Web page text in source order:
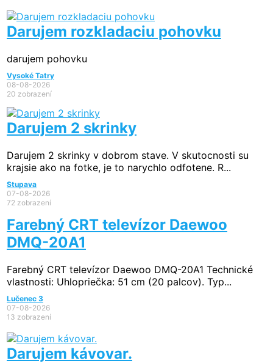
Darujem rozkladaciu pohovku
darujem pohovku
Vysoké Tatry
08-08-2026
20 zobrazení
Darujem 2 skrinky
Darujem 2 skrinky v dobrom stave. V skutocnosti su
krajsie ako na fotke, je to narychlo odfotene. R...
Stupava
07-08-2026
72 zobrazení
Farebný CRT televízor Daewoo
DMQ-20A1
Farebný CRT televízor Daewoo DMQ-20A1 Technické
vlastnosti: Uhlopriečka: 51 cm (20 palcov). Typ...
Lučenec 3
07-08-2026
13 zobrazení
Darujem kávovar.